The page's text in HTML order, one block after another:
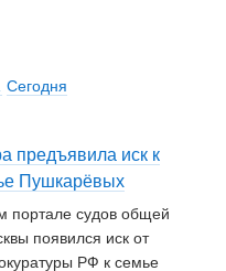
Сегодня
предъявила иск к
Пушкарёвых
портале судов общей
появился иск от
РФ к семье